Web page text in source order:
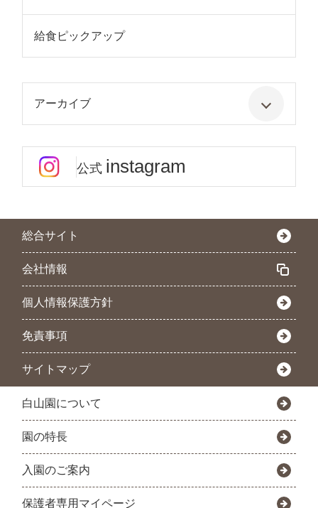
給食ピックアップ
アーカイブ
公式 instagram
総合サイト
会社情報
個人情報保護方針
免責事項
サイトマップ
白山園について
園の特長
入園のご案内
保護者専用マイページ